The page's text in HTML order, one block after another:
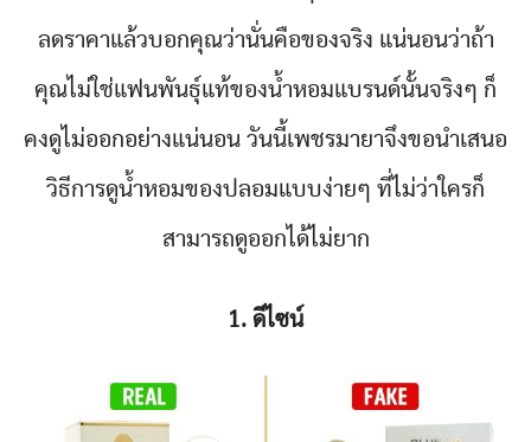
ลดราคาแล้วบอกคุณว่านั่นคือของจริง แน่นอนว่าถ้า
คุณไม่ใช่แฟนพันธุ์แท้ของน้ำหอมแบรนด์นั้นจริงๆ ก็
คงดูไม่ออกอย่างแน่นอน วันนี้เพชรมายาจึงขอนำเสนอ
วิธีการดูน้ำหอมของปลอมแบบง่ายๆ ที่ไม่ว่าใครก็
สามารถดูออกได้ไม่ยาก
1. ดีไซน์